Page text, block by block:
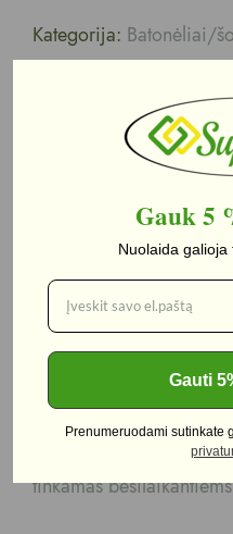
Kategorija: Batonėliai/
Aprašymas
Batonėlis
pienišku
“Nick’s
Skanėste yra mažai
tinkamas
Gauk 5
Nuolaida
Gauti
Prenumeruodami sutinkate